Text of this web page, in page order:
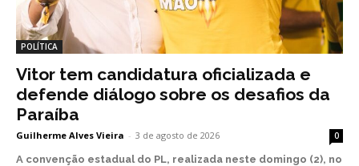
POLÍTICA
Vitor tem candidatura oficializada e
defende diálogo sobre os desafios da
Paraíba
Guilherme Alves Vieira - 3 de agosto de 2026 0
A convenção estadual do PL, realizada neste domingo (2), no